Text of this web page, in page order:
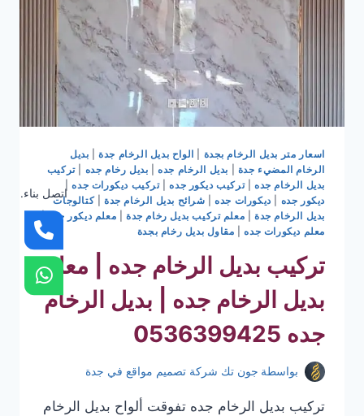
اسعار متر بديل الرخام بجدة الواح بديل الرخام جدة| بديل
الرخام المضيء جدة
بديل الرخام جده| بديل رخام جده |تركيب
بديل الرخام جده|تركيب ديكور جده|تركيب ديكورات جده|
ديكور جده
ديكورات جده| شرائح بديل الرخام جدة |كتالوجات
بديل الرخام جدة| معلم تركيب بديل رخام جدة معلم ديكور جده|
معلم ديكورات جده| مقاول بديل رخام بجدة
تركيب بديل الرخام جده | معلم
بديل الرخام جده | بديل الرخام
جده 0536399425
بواسطة جون تك شركة تصميم مواقع في جدة
تركيب بديل الرخام جده تفوقت ألواح بديل الرخام
اتصل بناء.